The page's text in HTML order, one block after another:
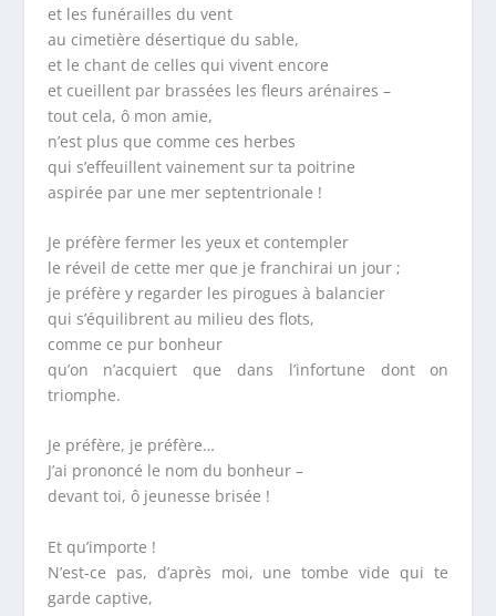
et les funérailles du vent
au cimetière désertique du sable,
et le chant de celles qui vivent encore
et cueillent par brassées les fleurs arénaires –
tout cela, ô mon amie,
n’est plus que comme ces herbes
qui s’effeuillent vainement sur ta poitrine
aspirée par une mer septentrionale !
Je préfère fermer les yeux et contempler
le réveil de cette mer que je franchirai un jour ;
je préfère y regarder les pirogues à balancier
qui s’équilibrent au milieu des flots,
comme ce pur bonheur
qu’on n’acquiert que dans l’infortune dont on
triomphe.
Je préfère, je préfère…
J’ai prononcé le nom du bonheur –
devant toi, ô jeunesse brisée !
Et qu’importe !
N’est-ce pas, d’après moi, une tombe vide qui te
garde captive,